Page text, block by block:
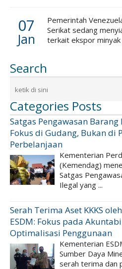
07
Jan
Pemerintah
Serikat sedang
terkait ekspor minyak
Search
Categories Posts
Satgas Pengawasan
Fokus di Gudang, Bukan di
Perbelanjaan
Kementerian
(Kemendag)
Satgas
Ilegal yang ...
Serah Terima Aset KKKS
ESDM: Fokus pada
Optimalisasi Penggunaan
Kementerian
Sumber Daya
serah terima dan